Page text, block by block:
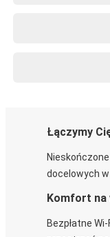
Łączymy
docelowych w
Komfort na
Bezpłatne